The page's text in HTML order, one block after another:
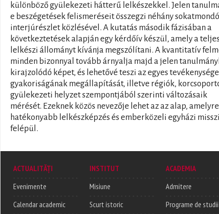
különböző gyülekezeti hátterű lelkészekkel. Jelen
e beszégetések felismeréseit összegzi néhány sokatmondó
interjúrészlet közlésével. A kutatás második fázisában a
következtetések alapján egy kérdőív készül, amely a
lelkészi állományt kívánja megszólítani. A kvantitatív
minden bizonnyal tovább árnyalja majd a jelen
kirajzolódó képet, és lehetővé teszi az egyes
gyakoriságának megállapítását, illetve régiók,
gyülekezeti helyzet szempontjából szerinti változásaik
mérését. Ezeknek közös nevezője lehet az az alap,
hatékonyabb lelkészképzés és emberközeli egyházi
felépül.
ACTUALITĂȚI
Evenimente
Calendar academic
INSTITUT
Misiune
Scurt istoric
ACADEMIA
Admitere
Programe de studii